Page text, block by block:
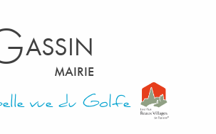
ASSIN
MAIRIE
vue du Golfe